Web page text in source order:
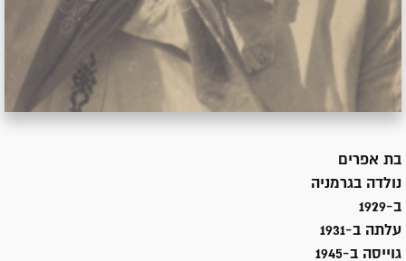
בת אפרים
נולדה בגרמניה
ב-1929
עלתה ב-1931
גוייסה ב-1945